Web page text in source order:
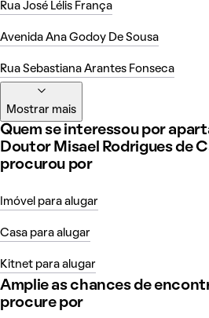
Rua José Lélis França
Avenida Ana Godoy De Sousa
Rua Sebastiana Arantes Fonseca
Mostrar mais
Quem se interessou por
Doutor Misael Rodrigues de
procurou por
Imóvel para alugar
Casa para alugar
Kitnet para alugar
Amplie as chances de
procure por